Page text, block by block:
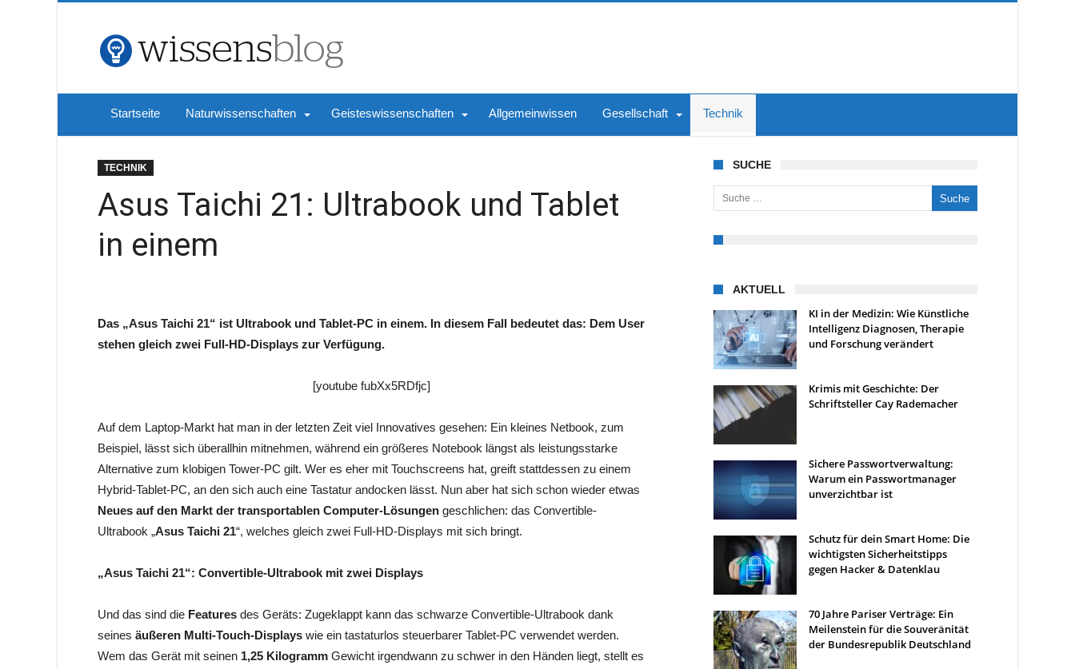
Startseite Naturwissenschaften Geisteswissenschaften Allgemeinwissen Gesellschaft Technik
TECHNIK
Asus Taichi 21: Ultrabook und Tablet
in einem
Das „Asus Taichi 21“ ist Ultrabook und Tablet-PC in einem. In diesem Fall bedeutet das: Dem User
stehen gleich zwei Full-HD-Displays zur Verfügung.
[youtube fubXx5RDfjc]
Auf dem Laptop-Markt hat man in der letzten Zeit viel Innovatives gesehen: Ein kleines Netbook, zum
Beispiel, lässt sich überallhin mitnehmen, während ein größeres Notebook längst als leistungsstarke
Alternative zum klobigen Tower-PC gilt. Wer es eher mit Touchscreens hat, greift stattdessen zu einem
Hybrid-Tablet-PC, an den sich auch eine Tastatur andocken lässt. Nun aber hat sich schon wieder etwas
Neues auf den Markt der transportablen Computer-Lösungen geschlichen: das Convertible-
Ultrabook „Asus Taichi 21“, welches gleich zwei Full-HD-Displays mit sich bringt.
„Asus Taichi 21“: Convertible-Ultrabook mit zwei Displays
Und das sind die Features des Geräts: Zugeklappt kann das schwarze Convertible-Ultrabook dank
seines äußeren Multi-Touch-Displays wie ein tastaturlos steuerbarer Tablet-PC verwendet werden.
Wem das Gerät mit seinen 1,25 Kilogramm Gewicht irgendwann zu schwer in den Händen liegt, stellt es
SUCHE
Suche nach:
AKTUELL
KI in der Medizin: Wie Künstliche
Intelligenz Diagnosen, Therapie
und Forschung verändert
Krimis mit Geschichte: Der
Schriftsteller Cay Rademacher
Sichere Passwortverwaltung:
Warum ein Passwortmanager
unverzichtbar ist
Schutz für dein Smart Home: Die
wichtigsten Sicherheitstipps
gegen Hacker & Datenklau
70 Jahre Pariser Verträge: Ein
Meilenstein für die Souveränität
der Bundesrepublik Deutschland